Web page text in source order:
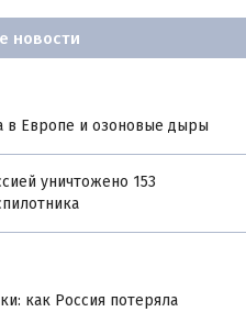
новости
в Европе и озоновые дыры
уничтожено 153
как Россия потеряла